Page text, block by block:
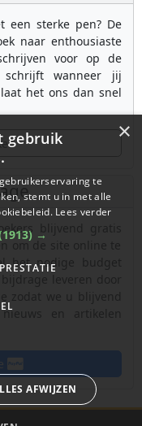
een sterke pen? De
naar enthousiaste
voor op de
schrijft wanneer jij
het ons dan snel
blijvend gratis
om de site online te
het nodige budget
leveren door
zodat we u blijvend
en artikelen
×
gebruik
te
stemt u in met alle
Lees verder
→
PRESTATIE
AFWIJZEN